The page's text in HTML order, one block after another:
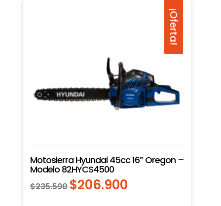
¡Oferta!
Motosierra Hyundai 45cc 16” Oregon –
Modelo 82HYCS4500
$235.590 El
$206.900El